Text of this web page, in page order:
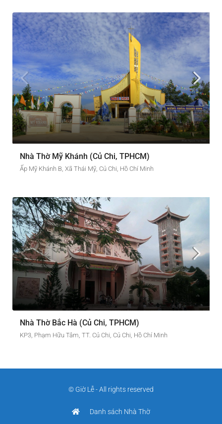
Nhà Thờ Mỹ Khánh (Củ Chi, TPHCM)
Ấp Mỹ Khánh B, Xã Thái Mỹ, Củ Chi, Hồ Chí Minh
Nhà Thờ Bắc Hà (Củ Chi, TPHCM)
KP3, Phạm Hữu Tâm, TT. Củ Chi, Củ Chi, Hồ Chí Minh
© Giờ Lễ - All rights reserved
Danh sách Nhà Thờ